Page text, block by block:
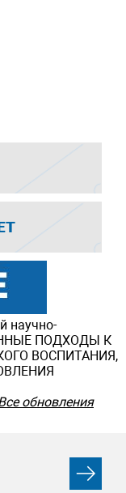
научно-
ПОДХОДЫ К
ВОСПИТАНИЯ,
обновления